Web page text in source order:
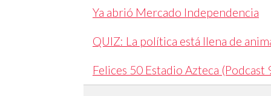
Ya abrió Mercado Independencia
QUIZ: La política está llena de
Felices 50 Estadio Azteca (Podcast